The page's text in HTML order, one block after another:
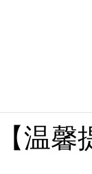
【温